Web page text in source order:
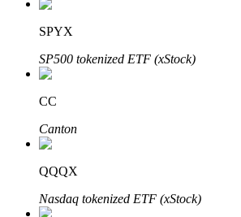
學習理財
了解如何賺取穩定收入
SPYX
SP500 tokenized ETF (xStock)
CC
Canton
QQQX
Nasdaq tokenized ETF (xStock)